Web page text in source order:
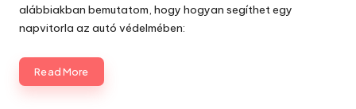
alábbiakban bemutatom, hogy hogyan segíthet egy
napvitorla az autó védelmében:
Read More